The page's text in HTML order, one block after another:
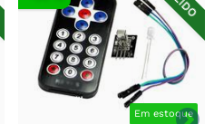
Em estoque